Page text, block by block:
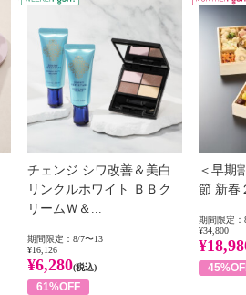
チェンジ シワ改善＆美白
リンクルホワイト ＢＢク
リームＷ＆...
期間限定：8/7〜13
¥16,126
¥6,280(税込)
61%OFF
＜早期
節 新春
期間限定：
¥34,800